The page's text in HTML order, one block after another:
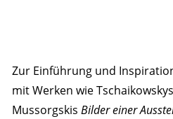
Zur Einführung und
mit Werken wie Tschaikowskys
Mussorgskis Bilder einer